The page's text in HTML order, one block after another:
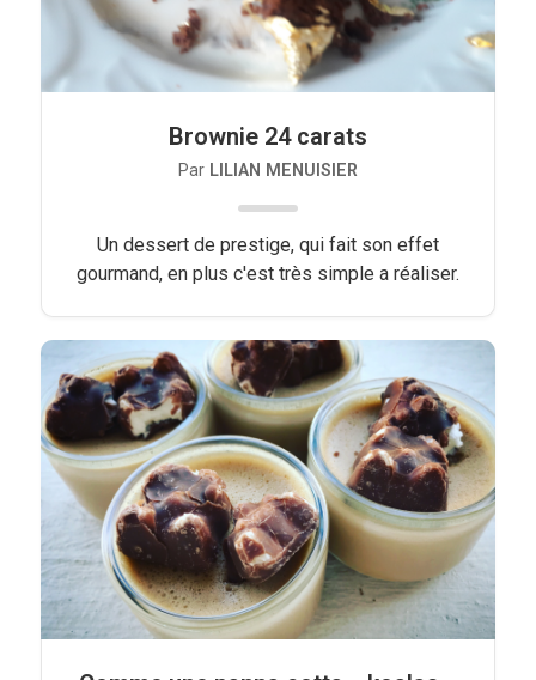
Brownie 24 carats
Par LILIAN MENUISIER
Un dessert de prestige, qui fait son effet
gourmand, en plus c'est très simple a réaliser.